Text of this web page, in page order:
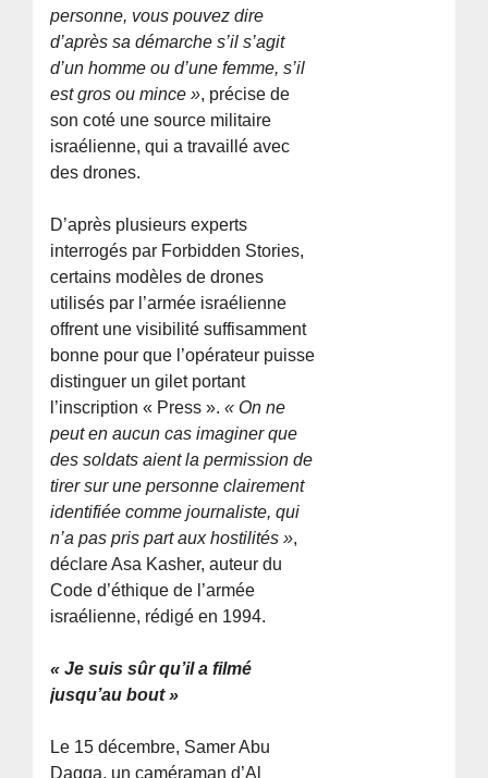
personne, vous pouvez dire
d’après sa démarche s’il s’agit
d’un homme ou d’une femme, s’il
est gros ou mince », précise de
son coté une source militaire
israélienne, qui a travaillé avec
des drones.
D’après plusieurs experts
interrogés par Forbidden Stories,
certains modèles de drones
utilisés par l’armée israélienne
offrent une visibilité suffisamment
bonne pour que l’opérateur puisse
distinguer un gilet portant
l’inscription « Press ».« On ne
peut en aucun cas imaginer que
des soldats aient la permission de
tirer sur une personne clairement
identifiée comme journaliste, qui
n’a pas pris part aux hostilités »,
déclare Asa Kasher, auteur du
Code d’éthique de l’armée
israélienne, rédigé en 1994.
« Je suis sûr qu’il a filmé
jusqu’au bout »
Le 15 décembre, Samer Abu
Daqqa, un caméraman d’Al